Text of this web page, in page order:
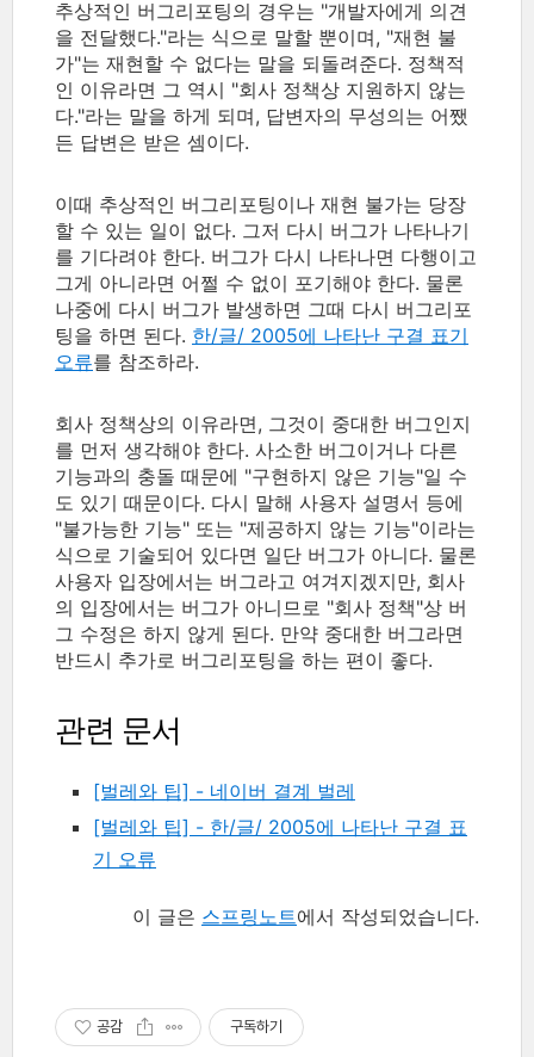
추상적인 버그리포팅의 경우는 "개발자에게 의견
을 전달했다."라는 식으로 말할 뿐이며, "재현 불
가"는 재현할 수 없다는 말을 되돌려준다. 정책적
인 이유라면 그 역시 "회사 정책상 지원하지 않는
다."라는 말을 하게 되며, 답변자의 무성의는 어쨌
든 답변은 받은 셈이다.
이때 추상적인 버그리포팅이나 재현 불가는 당장
할 수 있는 일이 없다. 그저 다시 버그가 나타나기
를 기다려야 한다. 버그가 다시 나타나면 다행이고
그게 아니라면 어쩔 수 없이 포기해야 한다. 물론
나중에 다시 버그가 발생하면 그때 다시 버그리포
팅을 하면 된다. 한/글/ 2005에 나타난 구결 표기
오류를 참조하라.
회사 정책상의 이유라면, 그것이 중대한 버그인지
를 먼저 생각해야 한다. 사소한 버그이거나 다른
기능과의 충돌 때문에 "구현하지 않은 기능"일 수
도 있기 때문이다. 다시 말해 사용자 설명서 등에
"불가능한 기능" 또는 "제공하지 않는 기능"이라는
식으로 기술되어 있다면 일단 버그가 아니다. 물론
사용자 입장에서는 버그라고 여겨지겠지만, 회사
의 입장에서는 버그가 아니므로 "회사 정책"상 버
그 수정은 하지 않게 된다. 만약 중대한 버그라면
반드시 추가로 버그리포팅을 하는 편이 좋다.
관련 문서
[벌레와 팁] - 네이버 결계 벌레
[벌레와 팁] - 한/글/ 2005에 나타난 구결 표
기 오류
이 글은 스프링노트에서 작성되었습니다.
공감 구독하기